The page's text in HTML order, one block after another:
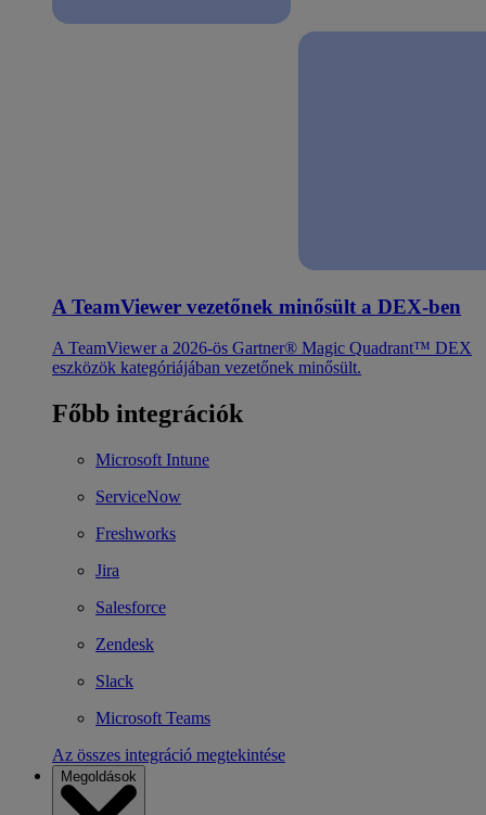
A TeamViewer vezetőnek minősült a DEX-ben
A TeamViewer a 2026-ös Gartner® Magic Quadrant™ DEX
eszközök kategóriájában vezetőnek minősült.
Főbb integrációk
Microsoft Intune
ServiceNow
Freshworks
Jira
Salesforce
Zendesk
Slack
Microsoft Teams
Az összes integráció megtekintése
Megoldások